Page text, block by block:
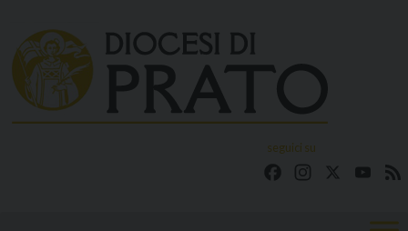
content
seguici su
FacebookInstagram